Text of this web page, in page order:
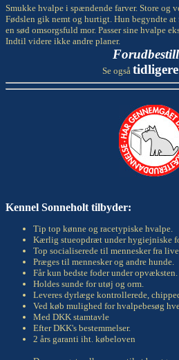
Smukke hvalpe i spændende farver. Store og
Fødslen gik nemt og hurtigt. Hun begyndte
en sød omsorgsfuld mor. Passer sine hvalpe
Indtil videre ikke andre planer.
Se også
Kennel Sonneholt tilbyder:
Tip top kønne og racetypiske hvalpe.
Kærlig stueopdræt under hygiejniske
Top socialiserede til mennesker fra
Præges til mennesker og andre hunde.
Får kun bedste foder under opvæksten.
Holdes sunde for utøj og orm.
Leveres dyrlæge kontrollerede,
Ved køb mulighed for hvalpebesøg
Med DKK stamtavle
Efter DKK's bestemmelser.
2 års garanti iht. købeloven